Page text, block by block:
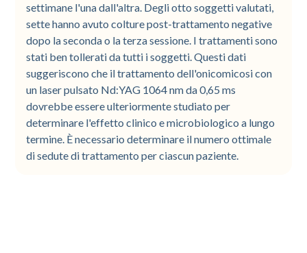
settimane l'una dall'altra. Degli otto soggetti valutati,
sette hanno avuto colture post-trattamento negative
dopo la seconda o la terza sessione. I trattamenti sono
stati ben tollerati da tutti i soggetti. Questi dati
suggeriscono che il trattamento dell'onicomicosi con
un laser pulsato Nd:YAG 1064 nm da 0,65 ms
dovrebbe essere ulteriormente studiato per
determinare l'effetto clinico e microbiologico a lungo
termine. È necessario determinare il numero ottimale
di sedute di trattamento per ciascun paziente.